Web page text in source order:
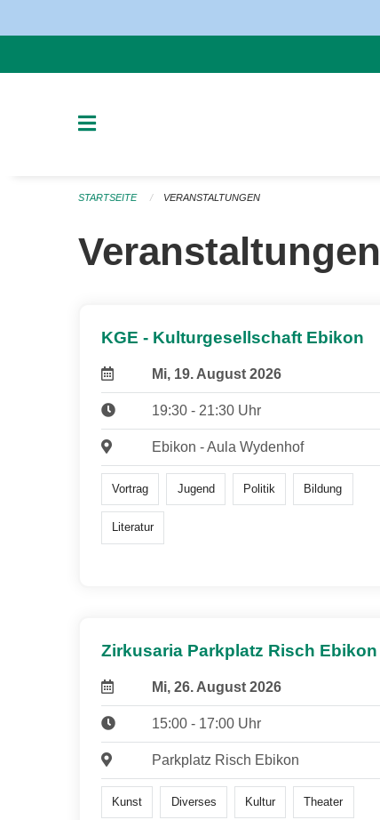
STARTSEITE VERANSTALTUNGEN
Veranstaltungen
KGE - Kulturgesellschaft Ebikon
Mi, 19. August 2026
19:30 - 21:30 Uhr
Ebikon - Aula Wydenhof
Vortrag Jugend Politik Bildung
Literatur
Zirkusaria Parkplatz Risch Ebikon
Mi, 26. August 2026
15:00 - 17:00 Uhr
Parkplatz Risch Ebikon
Kunst Diverses Kultur Theater